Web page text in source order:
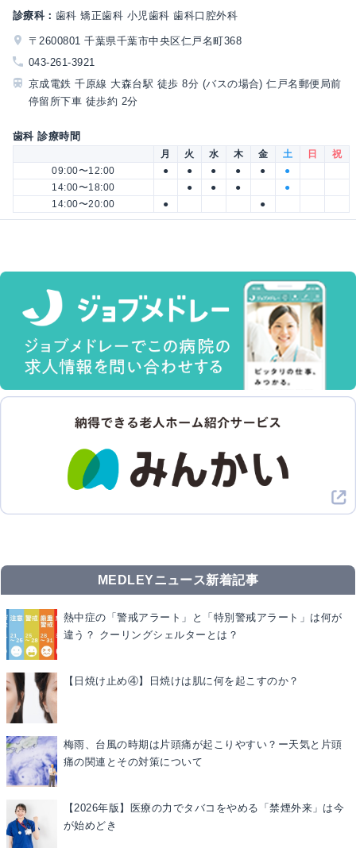
診療科： 歯科 矯正歯科 小児歯科 歯科口腔外科
〒2600801 千葉県千葉市中央区仁戸名町368
043-261-3921
京成電鉄 千原線 大森台駅 徒歩 8分 (バスの場合) 仁戸名郵便局前
停留所下車 徒歩約 2分
歯科 診療時間
月 火 水 木 金 土 日
祝
09:00〜12:00
● ● ● ● ●
●
14:00〜18:00
● ● ●
●
14:00〜20:00
● ●
MEDLEYニュース新着記事
熱中症の「警戒アラート」と「特別警戒アラート」は何が
違う？ クーリングシェルターとは？
【日焼け止め④】日焼けは肌に何を起こすのか？
梅雨、台風の時期は片頭痛が起こりやすい？ー天気と片頭
痛の関連とその対策について
【2026年版】医療の力でタバコをやめる「禁煙外来」は今
が始めどき